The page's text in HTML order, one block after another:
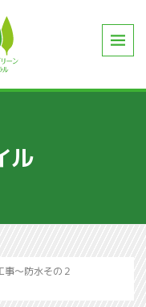
ル
～防水その２